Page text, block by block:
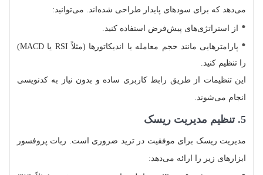
می‌دهد که برای سودهای پایدار طراحی شده‌اند. می‌توانید:
از استراتژی‌های پیش‌فرض استفاده کنید.
پارامترهایی مانند حجم معامله یا اندیکاتورها (مثلاً RSI یا MACD)
را تنظیم کنید.
این تنظیمات از طریق رابط کاربری ساده و بدون نیاز به کدنویسی
انجام می‌شوند.
5. تنظیم مدیریت ریسک
مدیریت ریسک برای موفقیت در ترید ضروری است. ربات پروفسور
ابزارهای زیر را ارائه می‌دهد: